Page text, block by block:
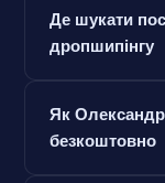
Де шукати
дропшипінгу
Як
безкоштовно